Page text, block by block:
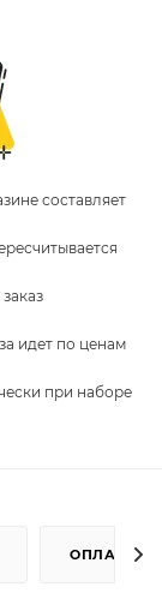
составляет
идет по ценам
при наборе
ОПЛАТА